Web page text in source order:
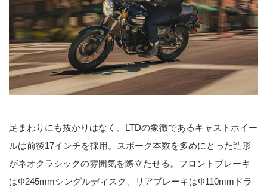
足まわりにも抜かりはなく、LTDの象徴であるキャストホイー
ルは前後17インチを採用。スポーク本数を多めにとった造形
がネオクラシックの雰囲気を際立たせる。フロントブレーキ
はΦ245mmシングルディスク、リアブレーキはΦ110mmドラ